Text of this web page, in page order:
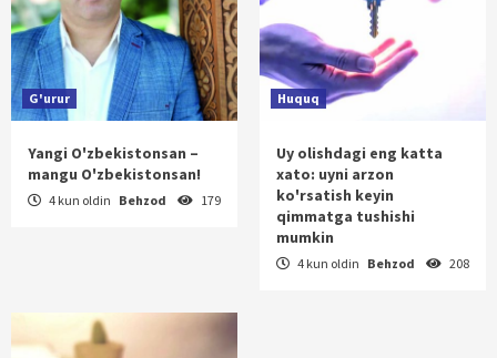
G'urur
Yangi O'zbekistonsan –
mangu O'zbekistonsan!
4 kun oldin Behzod 179
Huquq
Uy olishdagi eng katta
xato: uyni arzon
ko'rsatish keyin
qimmatga tushishi
mumkin
4 kun oldin Behzod 208